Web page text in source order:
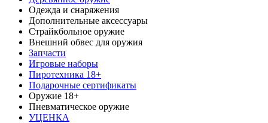
Одежда и снаряжения
Дополнительные аксессуары
Страйкбольное оружие
Внешний обвес для оружия
Запчасти
Игровые наборы
Пиротехника 18+
Подарочные сертификаты
Оружие 18+
Пневматическое оружие
УЦЕНКА